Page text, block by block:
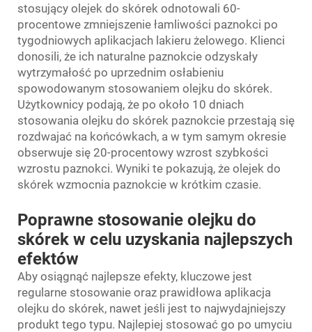
stosujący olejek do skórek odnotowali 60-
procentowe zmniejszenie łamliwości paznokci po
tygodniowych aplikacjach lakieru żelowego. Klienci
donosili, że ich naturalne paznokcie odzyskały
wytrzymałość po uprzednim osłabieniu
spowodowanym stosowaniem olejku do skórek.
Użytkownicy podają, że po około 10 dniach
stosowania olejku do skórek paznokcie przestają się
rozdwajać na końcówkach, a w tym samym okresie
obserwuje się 20-procentowy wzrost szybkości
wzrostu paznokci. Wyniki te pokazują, że olejek do
skórek wzmocnia paznokcie w krótkim czasie.
Poprawne stosowanie olejku do
skórek w celu uzyskania najlepszych
efektów
Aby osiągnąć najlepsze efekty, kluczowe jest
regularne stosowanie oraz prawidłowa aplikacja
olejku do skórek, nawet jeśli jest to najwydajniejszy
produkt tego typu. Najlepiej stosować go po umyciu